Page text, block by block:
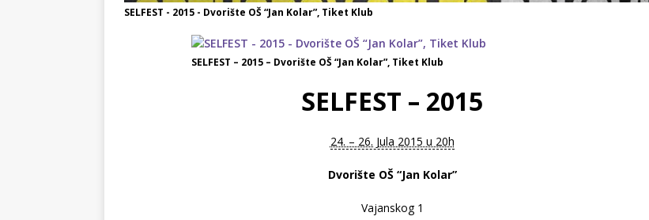
SELFEST - 2015 - Dvorište OŠ “Jan Kolar”, Tiket Klub
SELFEST – 2015 – Dvorište OŠ “Jan Kolar”, Tiket Klub
SELFEST – 2015
24. – 26. Jula 2015 u 20h
Dvorište OŠ “Jan Kolar”
Vajanskog 1